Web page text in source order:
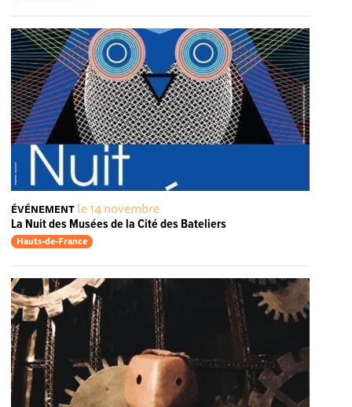
ÉVÉNEMENT le 14 novembre
La Nuit des Musées de la Cité des Bateliers
Hauts-de-France